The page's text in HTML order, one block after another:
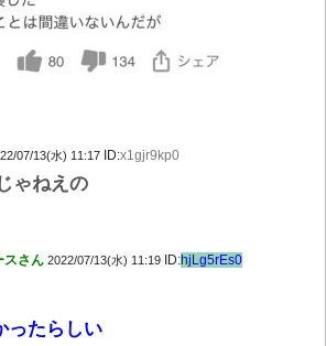
07/13(水) 11:17 ID:x1gjr9kp0
ゃねえの
スさん 2022/07/13(水) 11:19 ID:hjLg5rEs0
ったらしい